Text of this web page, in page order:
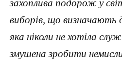
захоплива подорож у
виборів, що визначають
яка ніколи не хотіла
змушена зробити